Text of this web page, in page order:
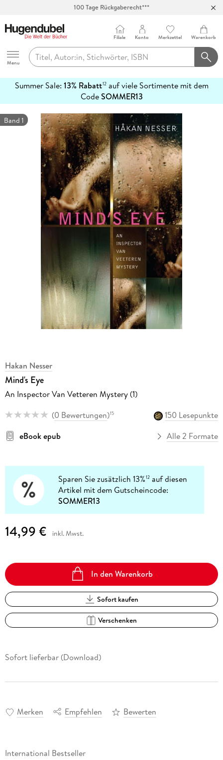
Hugendubel
Menu
Filiale Konto Merkzettel Warenkorb
Summer Sale: 13% Rabatt12auf viele Sortimente mit dem
CodeSOMMER13
erfahren
Band 1
Hakan Nesser
Mind's Eye
An Inspector Van Vetteren Mystery (1)
(0 Bewertungen)15
150 Lesepunkte
eBook epub
Alle 2 Formate
Sparen Sie zusätzlich 13%12 auf diesen
Artikel mit dem Gutscheincode:
SOMMER13
14,99 € inkl. Mwst.
In den Warenkorb
Sofort kaufen
Verschenken
Sofort lieferbar (Download)
Merken Empfehlen Bewerten
International Bestseller